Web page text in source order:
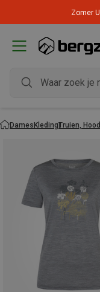
Zomer
DamesKledingTruien,